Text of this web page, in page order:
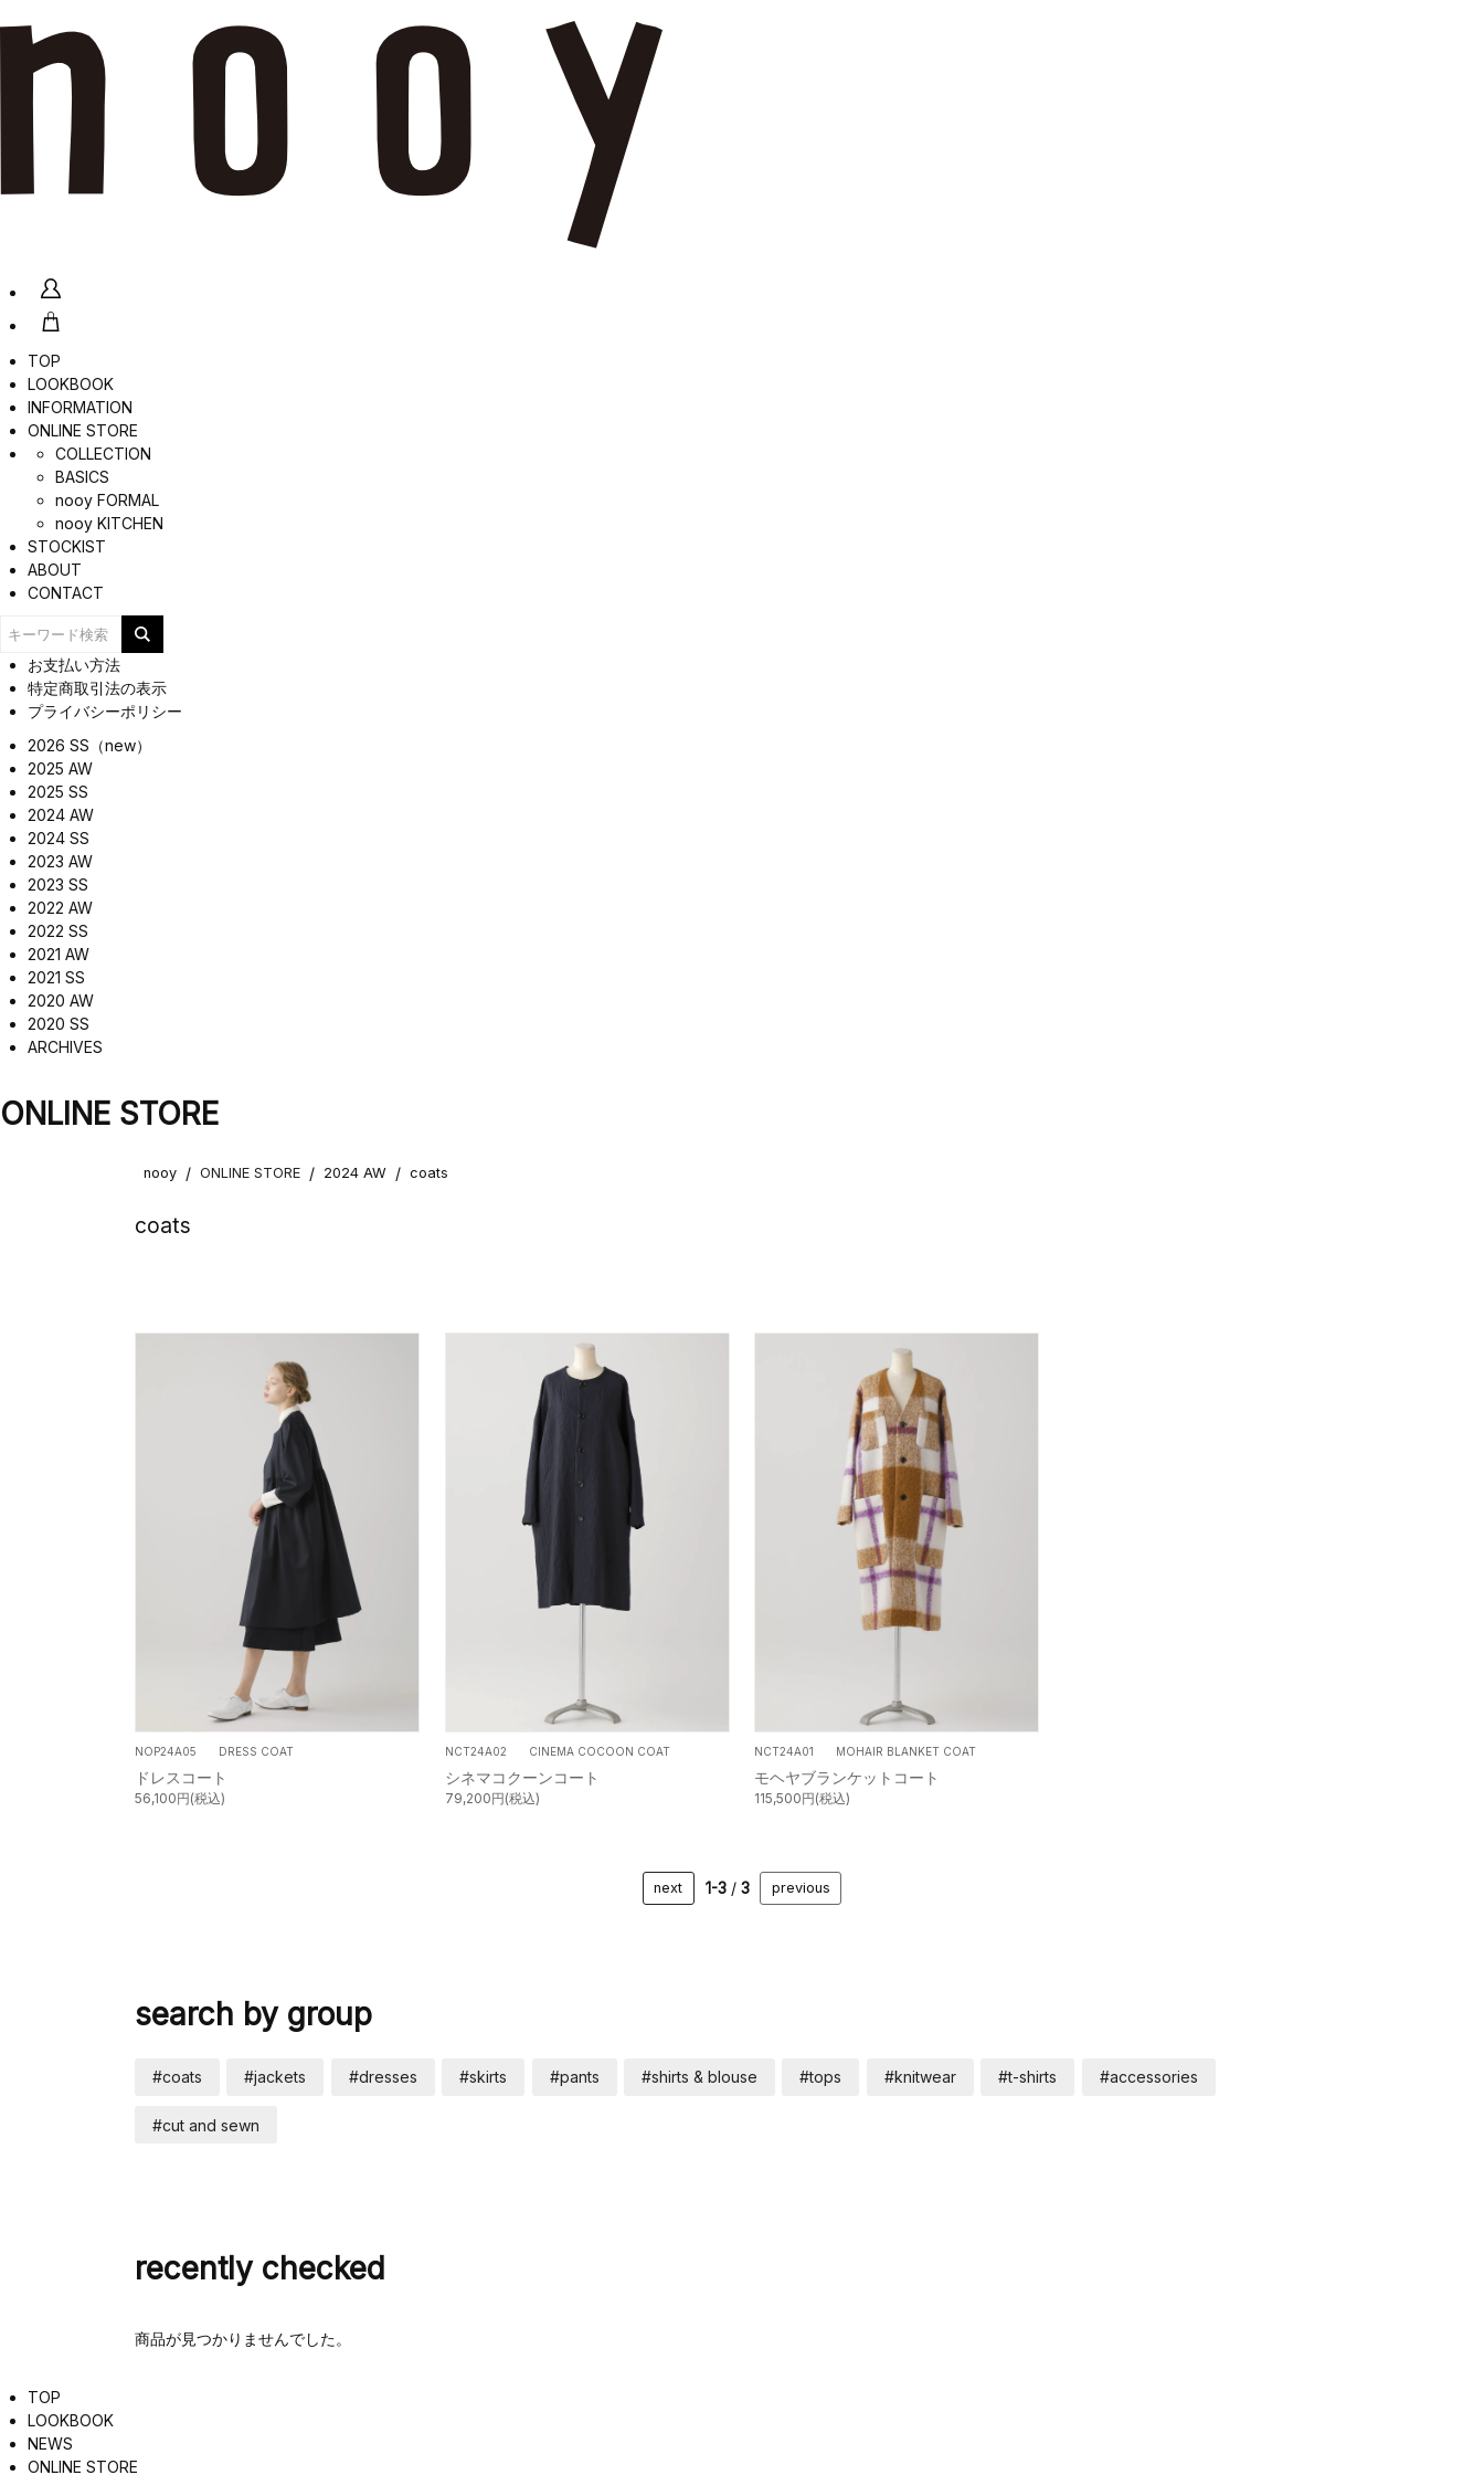
TOP
LOOKBOOK
INFORMATION
ONLINE STORE
COLLECTION
BASICS
nooy FORMAL
nooy KITCHEN
STOCKIST
ABOUT
CONTACT
お支払い方法
特定商取引法の表示
プライバシーポリシー
2026 SS（new）
2025 AW
2025 SS
2024 AW
2024 SS
2023 AW
2023 SS
2022 AW
2022 SS
2021 AW
2021 SS
2020 AW
2020 SS
ARCHIVES
ONLINE STORE
nooy / ONLINE STORE / 2024 AW / coats
coats
NOP24A05 DRESS COAT
ドレスコート
56,100円(税込)
NCT24A02 CINEMA COCOON COAT
シネマコクーンコート
79,200円(税込)
NCT24A01 MOHAIR BLANKET COAT
モヘヤブランケットコート
115,500円(税込)
next 1-3 / 3 previous
search by group
#coats #jackets #dresses #skirts #pants #shirts & blouse #tops #knitwear #t-shirts #accessories
#cut and sewn
recently checked
商品が見つかりませんでした。
TOP
LOOKBOOK
NEWS
ONLINE STORE